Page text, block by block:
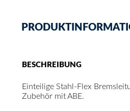
BESCHREIBUNG
Einteilige Stahl-Flex
Zubehör mit ABE.